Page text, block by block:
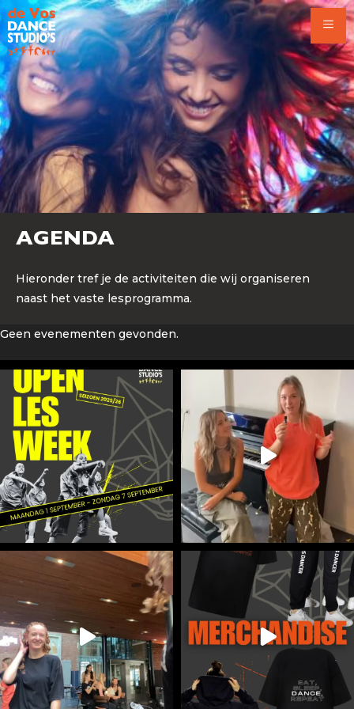
Ga
naar
de
inhoud
AGENDA
Hieronder tref je de activiteiten die wij organiseren
naast het vaste lesprogramma.
Geen evenementen gevonden.